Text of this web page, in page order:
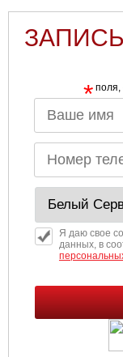
* поля,
Я даю свое
данных, в